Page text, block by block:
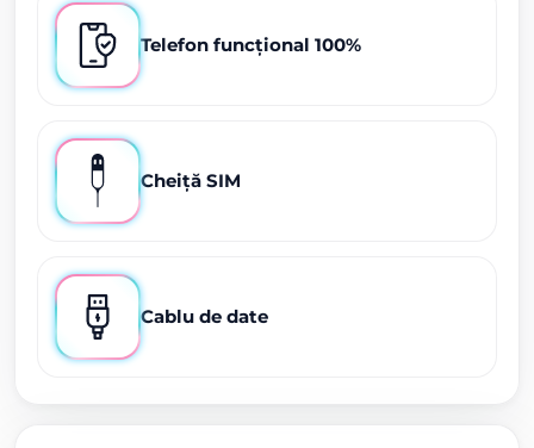
Telefon funcțional 100%
Cheiță SIM
Cablu de date